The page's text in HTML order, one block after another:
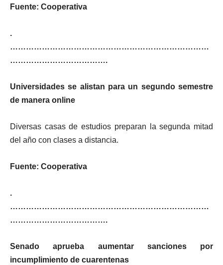
Fuente: Cooperativa
.
…………………………………………………………………
……………………………….
Universidades se alistan para un segundo semestre
de manera online
Diversas casas de estudios preparan la segunda mitad
del año con clases a distancia.
Fuente: Cooperativa
.
…………………………………………………………………
……………………………….
Senado aprueba aumentar sanciones por
incumplimiento de cuarentenas